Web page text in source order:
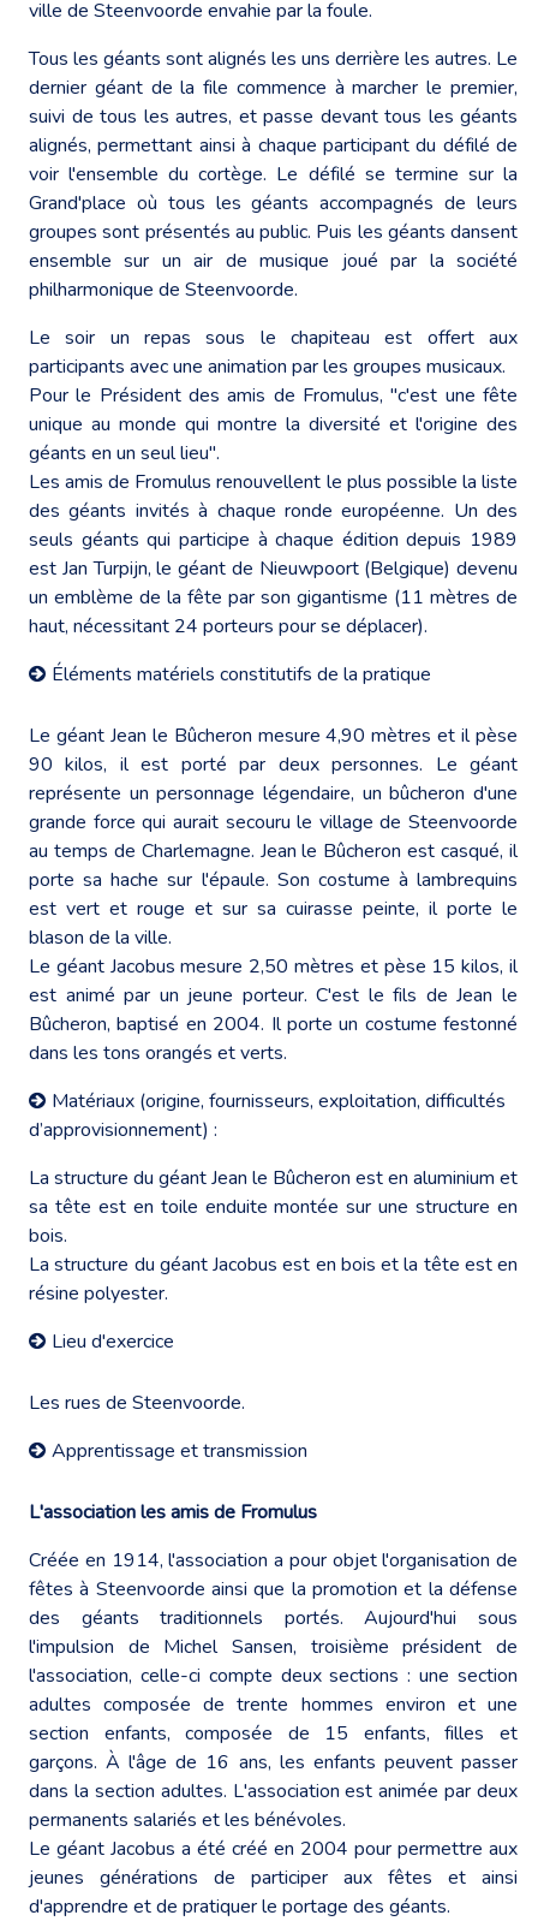
ville de Steenvoorde envahie par la foule.
Tous les géants sont alignés les uns derrière les autres. Le
dernier géant de la file commence à marcher le premier,
suivi de tous les autres, et passe devant tous les géants
alignés, permettant ainsi à chaque participant du défilé de
voir l'ensemble du cortège. Le défilé se termine sur la
Grand'place où tous les géants accompagnés de leurs
groupes sont présentés au public. Puis les géants dansent
ensemble sur un air de musique joué par la société
philharmonique de Steenvoorde.
Le soir un repas sous le chapiteau est offert aux
participants avec une animation par les groupes musicaux.
Pour le Président des amis de Fromulus, "c'est une fête
unique au monde qui montre la diversité et l'origine des
géants en un seul lieu".
Les amis de Fromulus renouvellent le plus possible la liste
des géants invités à chaque ronde européenne. Un des
seuls géants qui participe à chaque édition depuis 1989
est Jan Turpijn, le géant de Nieuwpoort (Belgique) devenu
un emblème de la fête par son gigantisme (11 mètres de
haut, nécessitant 24 porteurs pour se déplacer).
Éléments matériels constitutifs de la pratique
Le géant Jean le Bûcheron mesure 4,90 mètres et il pèse
90 kilos, il est porté par deux personnes. Le géant
représente un personnage légendaire, un bûcheron d'une
grande force qui aurait secouru le village de Steenvoorde
au temps de Charlemagne. Jean le Bûcheron est casqué, il
porte sa hache sur l'épaule. Son costume à lambrequins
est vert et rouge et sur sa cuirasse peinte, il porte le
blason de la ville.
Le géant Jacobus mesure 2,50 mètres et pèse 15 kilos, il
est animé par un jeune porteur. C'est le fils de Jean le
Bûcheron, baptisé en 2004. Il porte un costume festonné
dans les tons orangés et verts.
Matériaux (origine, fournisseurs, exploitation, difficultés
d’approvisionnement) :
La structure du géant Jean le Bûcheron est en aluminium et
sa tête est en toile enduite montée sur une structure en
bois.
La structure du géant Jacobus est en bois et la tête est en
résine polyester.
Lieu d'exercice
Les rues de Steenvoorde.
Apprentissage et transmission
L'association les amis de Fromulus
Créée en 1914, l'association a pour objet l'organisation de
fêtes à Steenvoorde ainsi que la promotion et la défense
des géants traditionnels portés. Aujourd'hui sous
l'impulsion de Michel Sansen, troisième président de
l'association, celle-ci compte deux sections : une section
adultes composée de trente hommes environ et une
section enfants, composée de 15 enfants, filles et
garçons. À l'âge de 16 ans, les enfants peuvent passer
dans la section adultes. L'association est animée par deux
permanents salariés et les bénévoles.
Le géant Jacobus a été créé en 2004 pour permettre aux
jeunes générations de participer aux fêtes et ainsi
d'apprendre et de pratiquer le portage des géants.